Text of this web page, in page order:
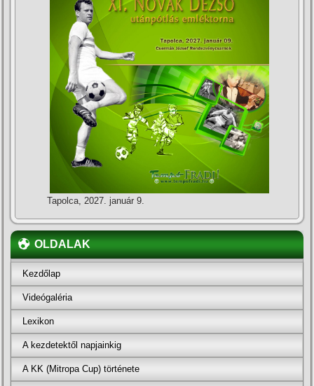
Tapolca, 2027. január 9.
OLDALAK
Kezdőlap
Videógaléria
Lexikon
A kezdetektől napjainkig
A KK (Mitropa Cup) története